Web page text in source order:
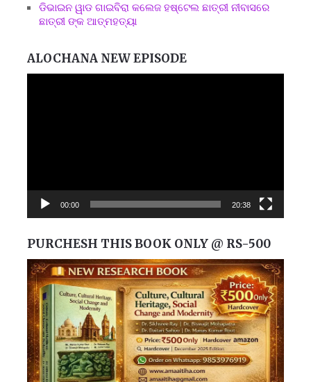
ଡିଭାଇନ ୱାଡ ଗାଇବିରା କଲେଜ ହଷ୍ଟେଲ ଛାତ୍ରୀ ନୀବାସରେ
ଛାତ୍ରୀ ଙ୍କ ଆତ୍ମହତ୍ୟା
ALOCHANA NEW EPISODE
00:00 20:38
PURCHESH THIS BOOK ONLY @ RS-500